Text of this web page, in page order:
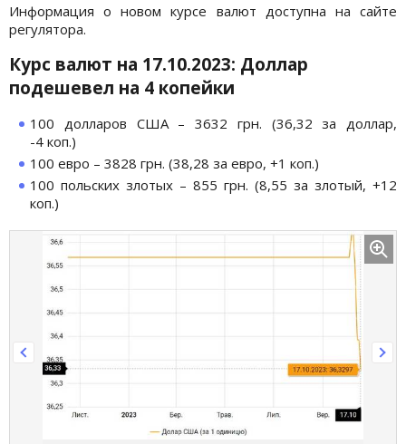
Информация о новом курсе валют доступна на сайте
регулятора.
Курс валют на 17.10.2023: Доллар
подешевел на 4 копейки
100 долларов США – 3632 грн. (36,32 за доллар,
-4 коп.)
100 евро – 3828 грн. (38,28 за евро, +1 коп.)
100 польских злотых – 855 грн. (8,55 за злотый, +12
коп.)